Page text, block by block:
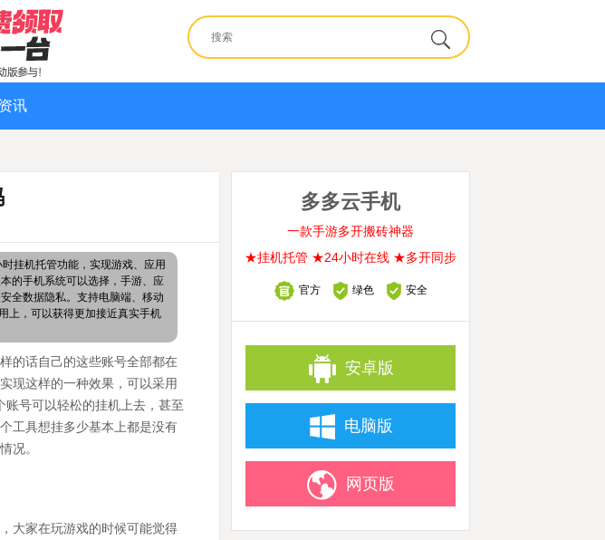
讯
挂机托管功能，实现游戏、应用
的手机系统可以选择，手游、应
全数据隐私。支持电脑端、移动
上，可以获得更加接近真实手机
的话自己的这些账号全部都在
现这样的一种效果，可以采用
账号可以轻松的挂机上去，甚至
工具想挂多少基本上都是没有
况。
大家在玩游戏的时候可能觉得
多多云手机
一款手游多开搬砖神器
★挂机托管 ★24小时在线 ★多开同步
官方 绿色 安全
安卓版
电脑版
网页版